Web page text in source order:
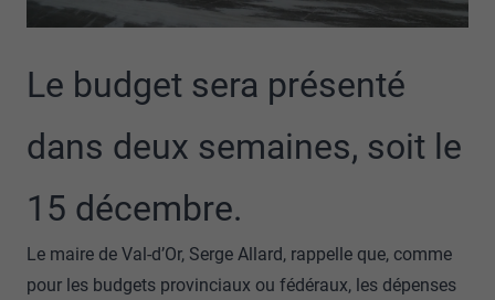
Le budget sera présenté
dans deux semaines, soit le
15 décembre.
Le maire de Val-d’Or, Serge Allard, rappelle que, comme
pour les budgets provinciaux ou fédéraux, les dépenses